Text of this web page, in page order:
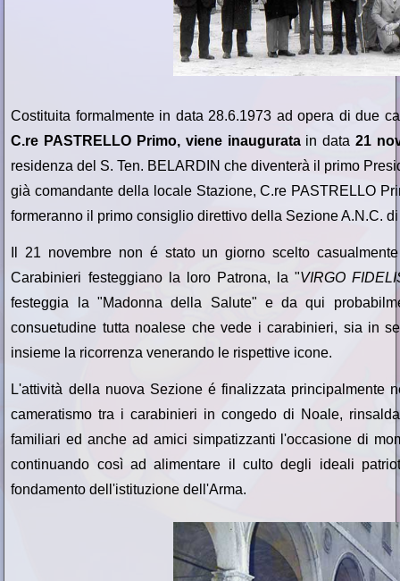
Costituita formalmente in data 28.6.1973 ad opera di due
C.re PASTRELLO Primo, viene inauguratain data 21
residenza del S. Ten. BELARDIN che diventerà il primo
già comandante della locale Stazione, C.re PASTRELLO
formeranno il primo consiglio direttivo della Sezione A.N.C.
Il 21 novembre non é stato un giorno scelto
Carabinieri festeggiano la loro Patrona, la "VIRGO
festeggia la "Madonna della Salute" e da qui
consuetudine tutta noalese che vede i carabinieri, sia in
insieme la ricorrenza venerando le rispettive icone.
L'attività della nuova Sezione é finalizzata principalmente
cameratismo tra i carabinieri in congedo di Noale,
familiari ed anche ad amici simpatizzanti l'occasione di
continuando così ad alimentare il culto degli ideali
fondamento dell'istituzione dell'Arma.